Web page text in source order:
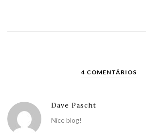
4 COMENTÁRIOS
Dave Pascht
Nice blog!